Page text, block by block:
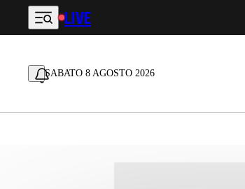
Vai al contenuto principale
LIVE
SABATO 8 AGOSTO 2026